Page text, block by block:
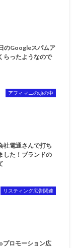
のGoogleスパムア
らったようなので
アフィマニの頭の中
社電通さんで打ち
した！ブランドの
リスティング広告関連
プロモーション広